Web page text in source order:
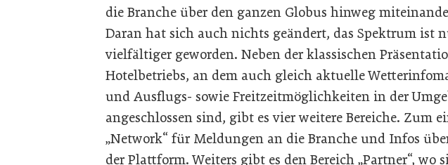
die Branche über den ganzen Globus hinweg
Daran hat sich auch nichts geändert, das Spektrum ist
vielfältiger geworden. Neben der klassischen
Hotelbetriebs, an dem auch gleich aktuelle
und Ausflugs- sowie Freitzeitmöglichkeiten in der
angeschlossen sind, gibt es vier weitere Bereiche. Zum
„Network“ für Meldungen an die Branche und Infos
der Plattform. Weiters gibt es den Bereich „Partner“, wo